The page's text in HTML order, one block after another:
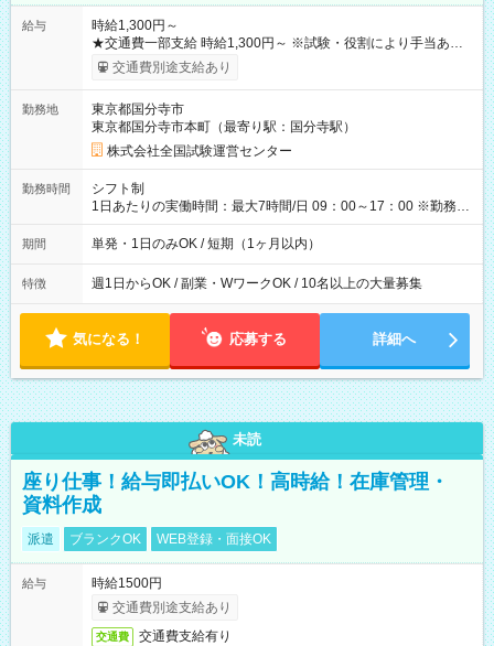
給与
時給1,300円～
★交通費一部支給 時給1,300円～ ※試験・役割により手当あり
※勤務回数により昇給あり 【即給（前払い）オプションあ
り！】 希望される場合、勤務から1週間ほどで給与の一部を受け
例】 ・河合塾模擬試験 8:30～17:30（休憩1時間） 時給1,300円
×8時間＝日収10,400円＋交通費 ※当日の役割により時給＋100
円の場合あり ・国家試験 7:00～13:30（休憩なし） 時給1,300
円（役割手当＋100円）×6時間＝日収8,400円＋交通費 【試用期
間】試用期間なし
交通費別途支給あり
勤務地
東京都国分寺市
東京都国分寺市本町（最寄り駅：国分寺駅）
株式会社全国試験運営センター
勤務時間
シフト制
1日あたりの実働時間：最大7時間/日 09：00～17：00 ※勤務時
間は 試験により異なります。
期間 単発・1日のみOK / 短期（1ヶ月以内）
特徴 週1日からOK / 副業・WワークOK / 10名以上の大量募集
気になる！ 応募する 詳細へ
未読
座り仕事！給与即払いOK！高時給！在庫管理・
資料作成
派遣 ブランクOK WEB登録・面接OK
給与
時給1500円
交通費別途支給あり
交通費 交通費支給有り